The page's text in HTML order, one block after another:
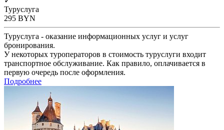
Туруслуга
295 BYN
Туруслуга - оказание информационных услуг и услуг
бронирования.
У некоторых туроператоров в стоимость туруслуги входит
транспортное обслуживание. Как правило, оплачивается в
первую очередь после оформления.
Подробнее